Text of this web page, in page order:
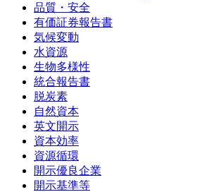
品質・安全
有価証券報告書
気候変動
水資源
生物多様性
統合報告書
脱炭素
自然資本
英文開示
資本効率
資源循環
開示優良企業
開示基準等